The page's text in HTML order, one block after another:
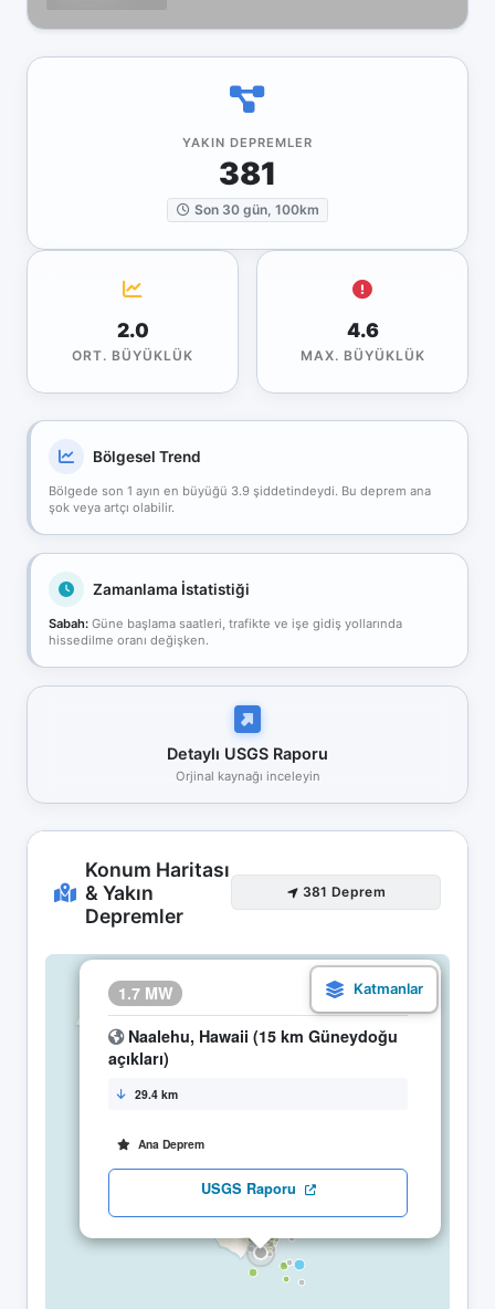
YAKIN DEPREMLER
381
Son 30 gün, 100km
2.0
ORT. BÜYÜKLÜK
4.6
MAX. BÜYÜKLÜK
Bölgesel Trend
Bölgede son 1 ayın en büyüğü 3.9 şiddetindeydi. Bu deprem ana
şok veya artçı olabilir.
Zamanlama İstatistiği
Sabah: Güne başlama saatleri, trafikte ve işe gidiş yollarında
hissedilme oranı değişken.
Detaylı USGS Raporu
Orjinal kaynağı inceleyin
Konum Haritası
& Yakın
Depremler
381 Deprem
1.7 MW 29.04 08:38
Naalehu, Hawaii (15 km Güneydoğu
açıkları)
29.4 km
Ana Deprem
USGS Raporu
×